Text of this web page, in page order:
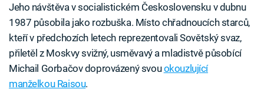
Jeho návštěva v socialistickém Československu v dubnu
1987 působila jako rozbuška. Místo chřadnoucích starců,
kteří v předchozích letech reprezentovali Sovětský svaz,
přiletěl z Moskvy svižný, usměvavý a mladistvě působící
Michail Gorbačov doprovázený svouokouzlující
manželkou Raisou.